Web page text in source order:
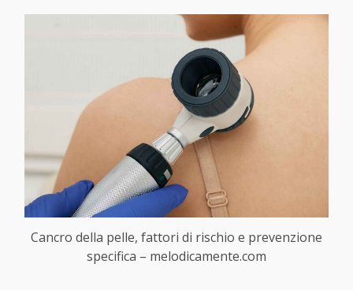
Cancro della pelle, fattori di rischio e prevenzione
specifica – melodicamente.com